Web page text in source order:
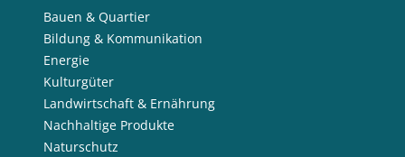
Bauen & Quartier
Bildung & Kommunikation
Energie
Kulturgüter
Landwirtschaft & Ernährung
Nachhaltige Produkte
Naturschutz